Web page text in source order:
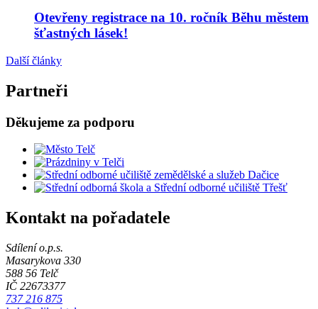
Otevřeny registrace na 10. ročník Běhu městem
šťastných lásek!
Další články
Partneři
Děkujeme za podporu
Kontakt na pořadatele
Sdílení o.p.s.
Masarykova 330
588 56 Telč
IČ 22673377
737 216 875